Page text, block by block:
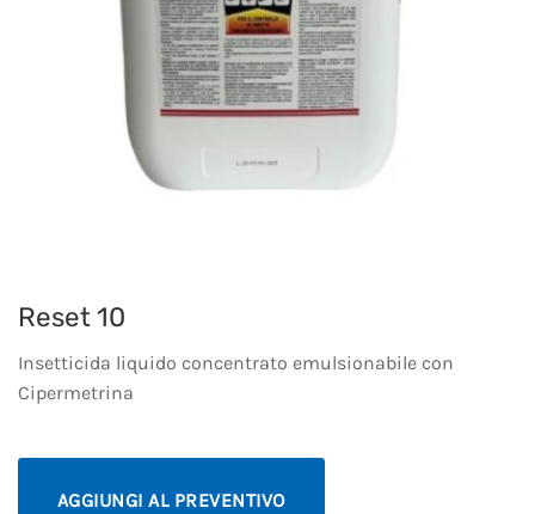
Reset 10
Insetticida liquido concentrato emulsionabile con
Cipermetrina
AGGIUNGI AL PREVENTIVO